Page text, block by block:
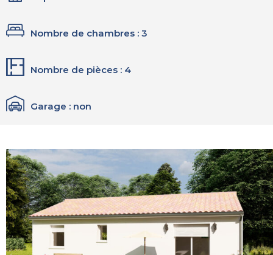
Nombre de chambres : 3
Nombre de pièces : 4
Garage : non